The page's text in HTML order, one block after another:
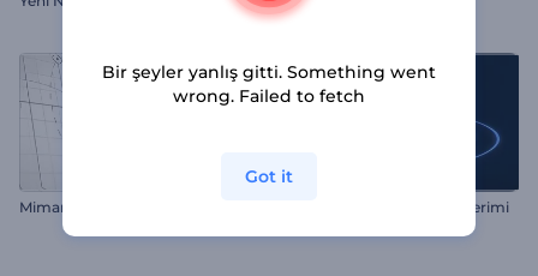
Mimari Logo Zıplayan Şekiller Logo Gösterimi
Bir şeyler yanlış gitti. Something went
wrong. Failed to fetch
Got it